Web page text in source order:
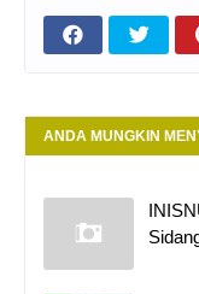
ANDA MUNGKIN